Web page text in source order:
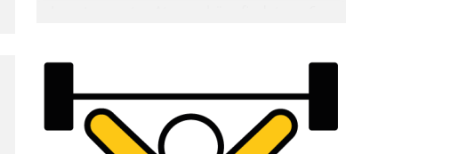
meistern und Workloads wuppen – bei
zunehmend anspruchsvollen Aufgaben
und abnehmendem Nachwuchs?